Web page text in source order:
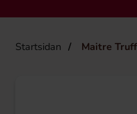
Startsidan Maitre